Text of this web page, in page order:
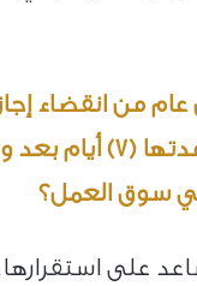
بدون بدل للمرأة المؤمن عليها لرعاية الطفل، مدتها (98) يومًا
البالغة كذلك (98) يومًا، مع إمكانية توزيع الإجازة بين الأبوين
في سوق العمل؟
على